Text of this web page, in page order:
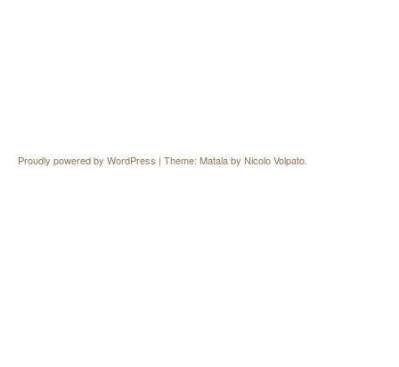
Proudly powered by WordPress | Theme: Matala by Nicolo Volpato.